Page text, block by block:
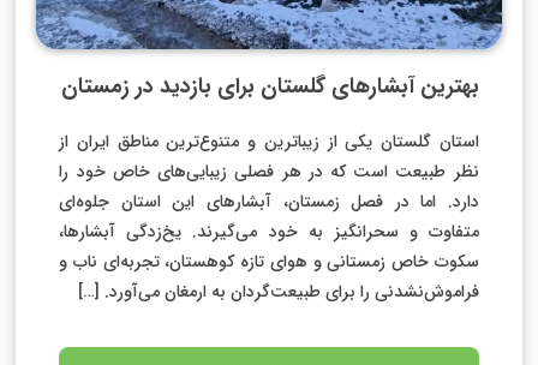
بهترین آبشارهای گلستان برای بازدید در زمستان
استان گلستان یکی از زیباترین و متنوع‌ترین مناطق ایران از
نظر طبیعت است که در هر فصلی زیبایی‌های خاص خود را
دارد. اما در فصل زمستان، آبشارهای این استان جلوه‌ای
متفاوت و سحرانگیز به خود می‌گیرند. یخ‌زدگی آبشارها،
سکوت خاص زمستانی و هوای تازه کوهستان، تجربه‌ای ناب و
فراموش‌نشدنی را برای طبیعت‌گردان به ارمغان می‌آورد. […]